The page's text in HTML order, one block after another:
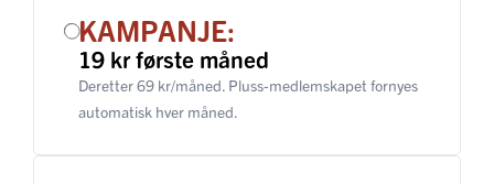
KAMPANJE:
19 kr første måned
Deretter 69 kr/måned. Pluss-medlemskapet fornyes
automatisk hver måned.